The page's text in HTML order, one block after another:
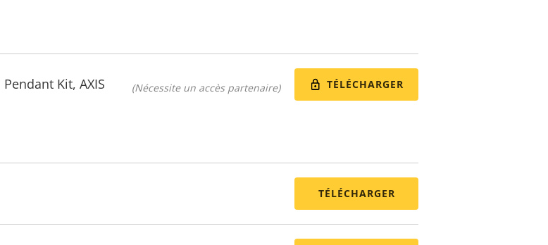
Kit, AXIS
(Nécessite un accès partenaire) TÉLÉCHARGER
TÉLÉCHARGER